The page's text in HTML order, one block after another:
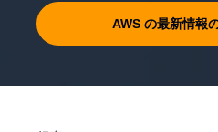
AWS の最新情報